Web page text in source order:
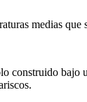
medias
construido